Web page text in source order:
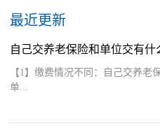
最近更新
【1】缴费情况不同：自己交养
单...